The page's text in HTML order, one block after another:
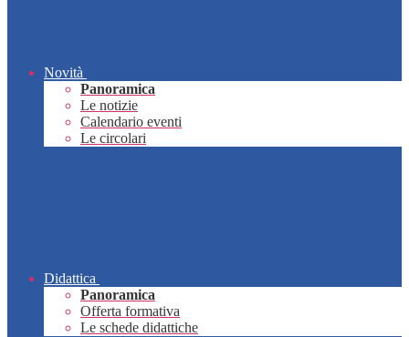
Novità
Panoramica
Le notizie
Calendario eventi
Le circolari
Didattica
Panoramica
Offerta formativa
Le schede didattiche